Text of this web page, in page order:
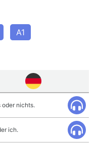
A1
oder nichts.
ich.